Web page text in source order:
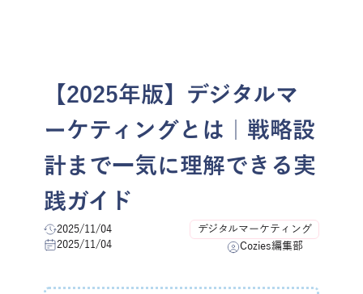
【2025年版】デジタルマ
ーケティングとは｜戦略設
計まで一気に理解できる実
践ガイド
2025/11/04
2025/11/04
デジタルマーケティング
Cozies編集部